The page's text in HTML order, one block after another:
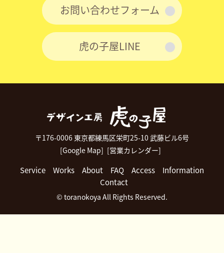
お問い合わせフォーム
虎の子屋LINE
〒176-0006 東京都練馬区栄町25-10 武藤ビル6号
[Google Map] [営業カレンダー]
Service Works About FAQ Access
Information
Contact
© toranokoya All Rights Reserved.